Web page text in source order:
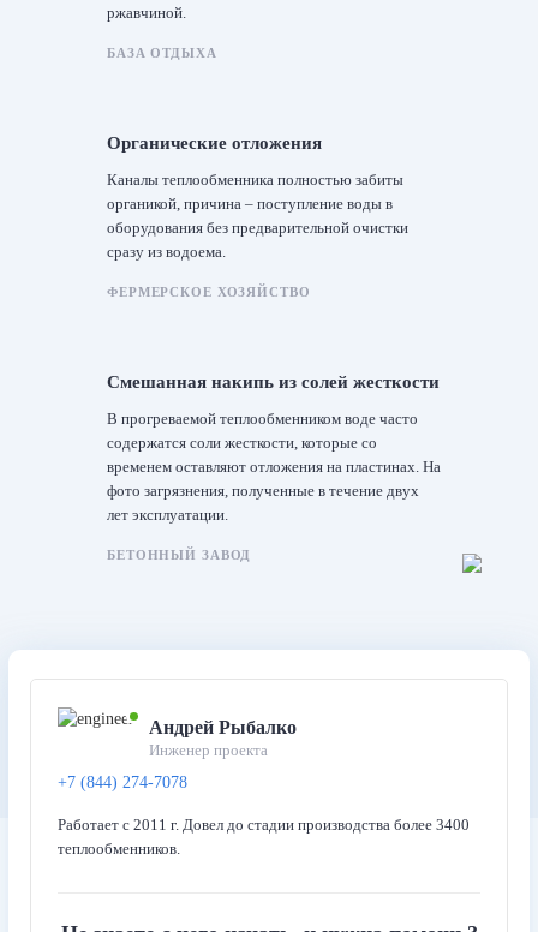
ржавчиной.
БАЗА ОТДЫХА
Органические отложения
Каналы теплообменника полностью забиты
органикой, причина – поступление воды в
оборудования без предварительной очистки
сразу из водоема.
ФЕРМЕРСКОЕ ХОЗЯЙСТВО
Смешанная накипь из солей жесткости
В прогреваемой теплообменником воде часто
содержатся соли жесткости, которые со
временем оставляют отложения на пластинах. На
фото загрязнения, полученные в течение двух
лет эксплуатации.
БЕТОННЫЙ ЗАВОД
Андрей Рыбалко
Инженер проекта
+7 (844) 274-7078
Работает с 2011 г. Довел до стадии производства более 3400
теплообменников.